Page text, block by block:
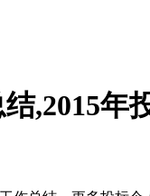
,2015年